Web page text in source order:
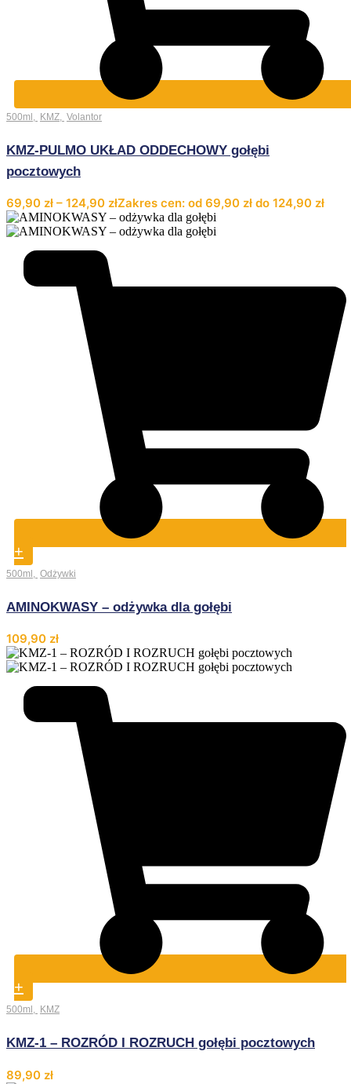
500ml KMZ Volantor
KMZ-PULMO UKŁAD ODDECHOWY gołębi
pocztowych
69,90 zł – 124,90 złZakres cen: od 69,90 zł do 124,90 zł
+
500ml Odżywki
AMINOKWASY – odżywka dla gołębi
109,90 zł
+
500ml KMZ
KMZ-1 – ROZRÓD I ROZRUCH gołębi pocztowych
89,90 zł